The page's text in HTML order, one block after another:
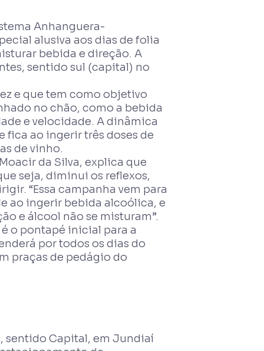
Anhanguera-
alusiva aos dias de folia
bebida e direção. A
sentido sul (capital) no
e que tem como objetivo
no chão, como a bebida
e velocidade. A dinâmica
fica ao ingerir três doses de
de vinho.
da Silva, explica que
seja, diminui os reflexos,
“Essa campanha vem para
ao ingerir bebida alcoólica, e
e álcool não se misturam”.
o pontapé inicial para a
por todos os dias do
praças de pedágio do
sentido Capital, em Jundiaí